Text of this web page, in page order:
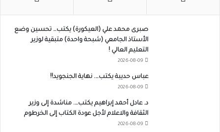
صبرى محمد علي (العيكورة) يكتب… تحسين وضع
الأستاذ الجامعي (شبحة واحدة) متبقية لوزير
التعليم العالي !
2026-08-09
عباس حديبة يكتب…. نهاية الجنجويد!!
2026-08-09
د. عادل أحمد إبراهيم يكتب…. مناشدة إلى وزير
الثقافة والاعلام لأجل عودة الكتاب إلى الخرطوم
2026-08-09